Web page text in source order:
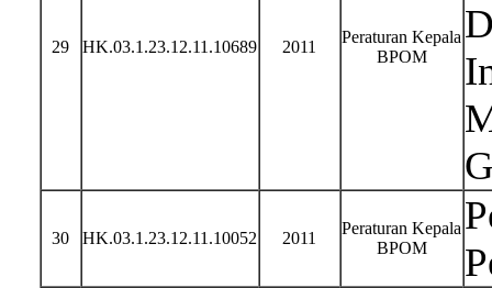
29 HK.03.1.23.12.11.10689 2011
Peraturan Kepala
BPOM
30 HK.03.1.23.12.11.10052 2011
Peraturan Kepala
BPOM